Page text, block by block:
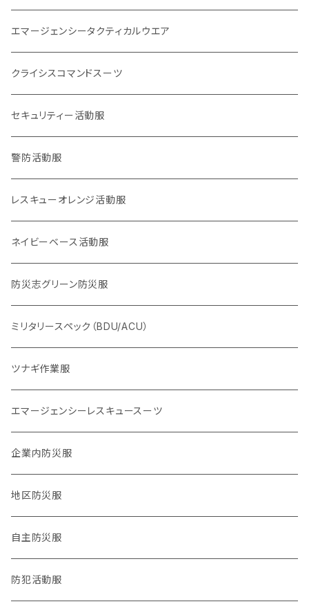
オフィシャル
POLICE EYE
災害事案別
2017九州北部豪雨
2018西日本豪雨
2016,4熊本地震
2024,1,1 能登半島地震
2024.9,21 能登北部豪雨
チャリティマーク
KOKONI KITE
オールジャパン支援
トレードマーク
ロイヤリティマーク
通信系
操作・資格・技術・技能系
車両系
重機系
体力系
ヘルプセンター系
物資系
サバイバル系
タクティカル系
医療系
公職バックアップ系
防犯・防災警戒系
エマージェンシータクティカルウエア
クライシスコマンドスーツ
セキュリティー活動服
警防活動服
レスキューオレンジ活動服
ネイビーベース活動服
防災志グリーン防災服
ミリタリースペック（BDU/ACU）
ツナギ作業服
エマージェンシーレスキュースーツ
企業内防災服
地区防災服
自主防災服
防犯活動服